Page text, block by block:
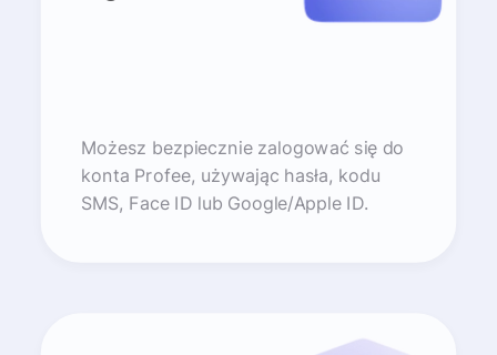
Możesz bezpiecznie zalogować się do
konta Profee, używając hasła, kodu
SMS, Face ID lub Google/Apple ID.